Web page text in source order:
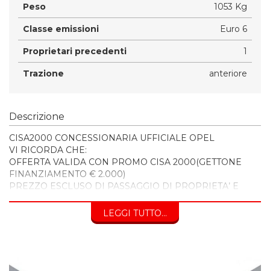
Peso 1053 Kg
Classe emissioni Euro 6
Proprietari precedenti 1
Trazione anteriore
Descrizione
CISA2000 CONCESSIONARIA UFFICIALE OPEL
VI RICORDA CHE:
OFFERTA VALIDA CON PROMO CISA 2000(GETTONE
FINANZIAMENTO € 2.000)
PREZZO ESCLUSO DI PASSAGGIO DI PROPRIETA’ E
INOLTRE VI INVITIAMO A SPECIFICARE:
LEGGI TUTTO...